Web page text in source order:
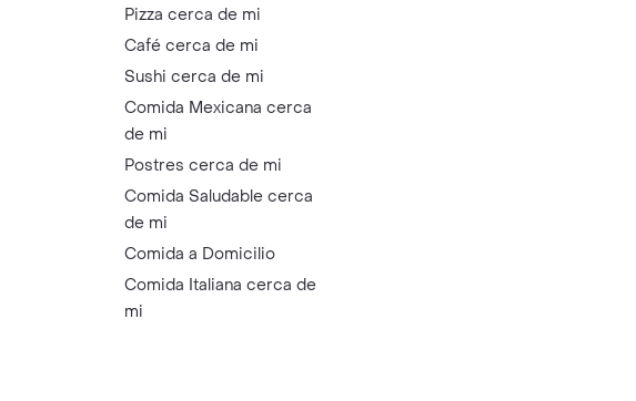
Pizza cerca de mi
Café cerca de mi
Sushi cerca de mi
Comida Mexicana cerca
de mi
Postres cerca de mi
Comida Saludable cerca
de mi
Comida a Domicilio
Comida Italiana cerca de
mi